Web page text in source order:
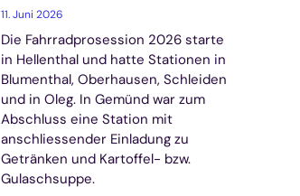
11. Juni 2026
Die Fahrradprosession 2026 starte
in Hellenthal und hatte Stationen in
Blumenthal, Oberhausen, Schleiden
und in Oleg. In Gemünd war zum
Abschluss eine Station mit
anschliessender Einladung zu
Getränken und Kartoffel- bzw.
Gulaschsuppe.